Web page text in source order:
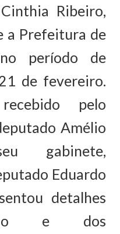
Ribeiro,
a Prefeitura de
período de
de fevereiro.
pelo
Amélio
gabinete,
Eduardo
detalhes
e dos